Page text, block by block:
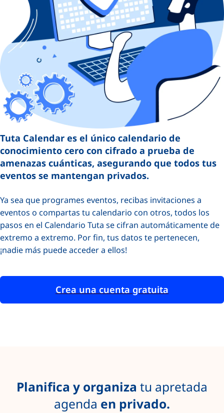
Tuta Calendar es el único calendario de
conocimiento cero con cifrado a prueba de
amenazas cuánticas, asegurando que todos tus
eventos se mantengan privados.
Ya sea que programes eventos, recibas invitaciones a
eventos o compartas tu calendario con otros, todos los
pasos en el Calendario Tuta se cifran automáticamente de
extremo a extremo. Por fin, tus datos te pertenecen,
¡nadie más puede acceder a ellos!
Crea una cuenta gratuita
Planifica y organiza tu apretada
agenda en privado.